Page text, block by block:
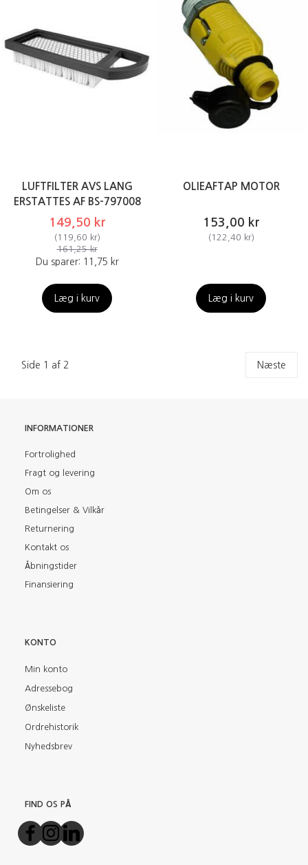
LUFTFILTER AVS LANG
ERSTATTES AF BS-797008
149,50 kr
(119,60 kr)
161,25 kr
Du sparer: 11,75 kr
Læg i kurv
OLIEAFTAP MOTOR
153,00 kr
(122,40 kr)
Læg i kurv
Side 1 af 2 Næste
INFORMATIONER
Fortrolighed
Fragt og levering
Om os
Betingelser & Vilkår
Returnering
Kontakt os
Åbningstider
Finansiering
KONTO
Min konto
Adressebog
Ønskeliste
Ordrehistorik
Nyhedsbrev
FIND OS PÅ